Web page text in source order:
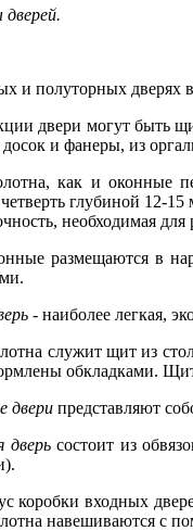
дверей.
и полуторных дверях
двери могут быть
досок и фанеры, из
как и оконные
глубиной 12-
необходимая
размещаются в
- наиболее легкая,
служит щит из
обкладками.
двери представляют
дверь состоит из
коробки входных
навешиваются с